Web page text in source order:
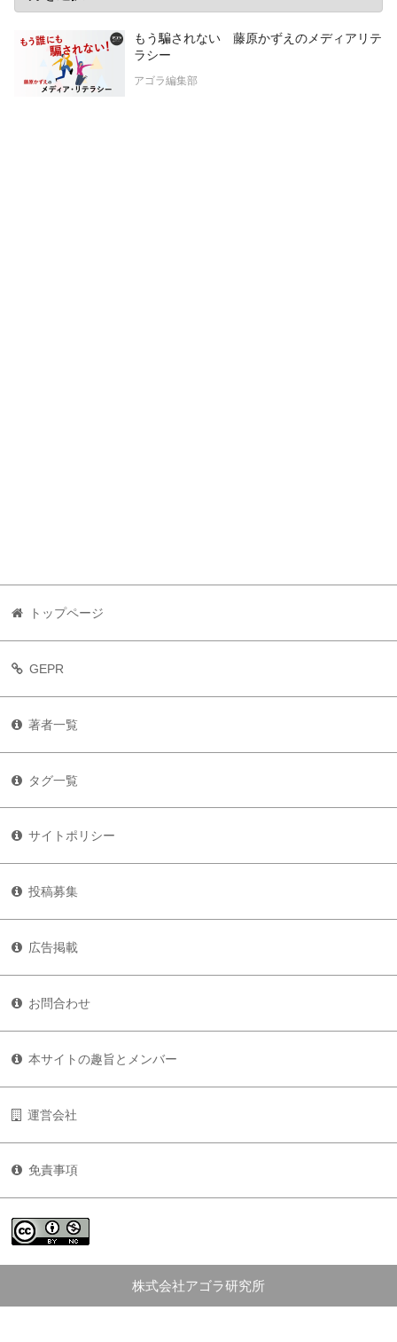
もう騙されない 藤原かずえのメディアリテ
ラシー
アゴラ編集部
トップページ
GEPR
著者一覧
タグ一覧
サイトポリシー
投稿募集
広告掲載
お問合わせ
本サイトの趣旨とメンバー
運営会社
免責事項
株式会社アゴラ研究所